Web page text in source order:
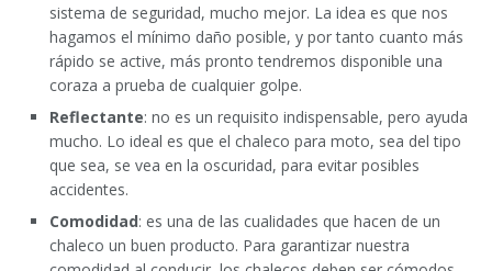
sistema de seguridad, mucho mejor. La idea es que nos
hagamos el mínimo daño posible, y por tanto cuanto más
rápido se active, más pronto tendremos disponible una
coraza a prueba de cualquier golpe.
Reflectante: no es un requisito indispensable, pero ayuda
mucho. Lo ideal es que el chaleco para moto, sea del tipo
que sea, se vea en la oscuridad, para evitar posibles
accidentes.
Comodidad: es una de las cualidades que hacen de un
chaleco un buen producto. Para garantizar nuestra